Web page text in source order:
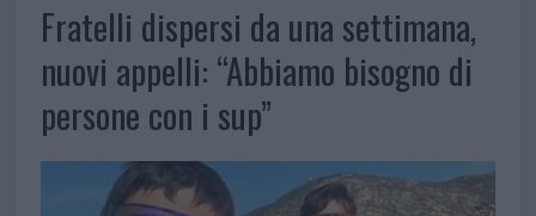
Fratelli dispersi da una settimana,
nuovi appelli: “Abbiamo bisogno di
persone con i sup”